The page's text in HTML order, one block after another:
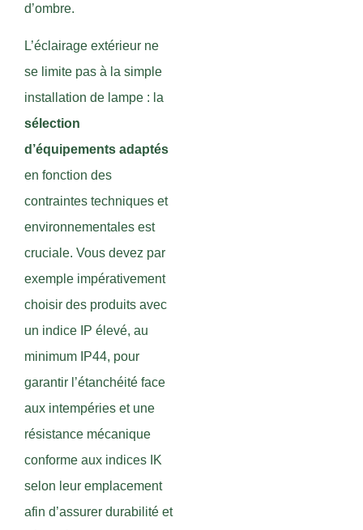
d’ombre.
L’éclairage extérieur ne
se limite pas à la simple
installation de lampe : la
sélection
d’équipements adaptés
en fonction des
contraintes techniques et
environnementales est
cruciale. Vous devez par
exemple impérativement
choisir des produits avec
un indice IP élevé, au
minimum IP44, pour
garantir l’étanchéité face
aux intempéries et une
résistance mécanique
conforme aux indices IK
selon leur emplacement
afin d’assurer durabilité et